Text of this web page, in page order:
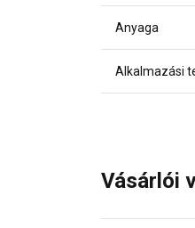
Anyaga
Alkalmazási
Vásárlói